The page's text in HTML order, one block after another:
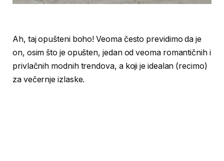
Ah, taj opušteni boho! Veoma često previdimo da je
on, osim što je opušten, jedan od veoma romantičnih i
privlačnih modnih trendova, a koji je idealan (recimo)
za večernje izlaske.